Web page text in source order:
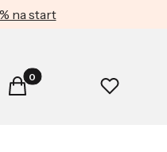
na start
Produkty w koszyku: 0.
Koszyk Ulubione